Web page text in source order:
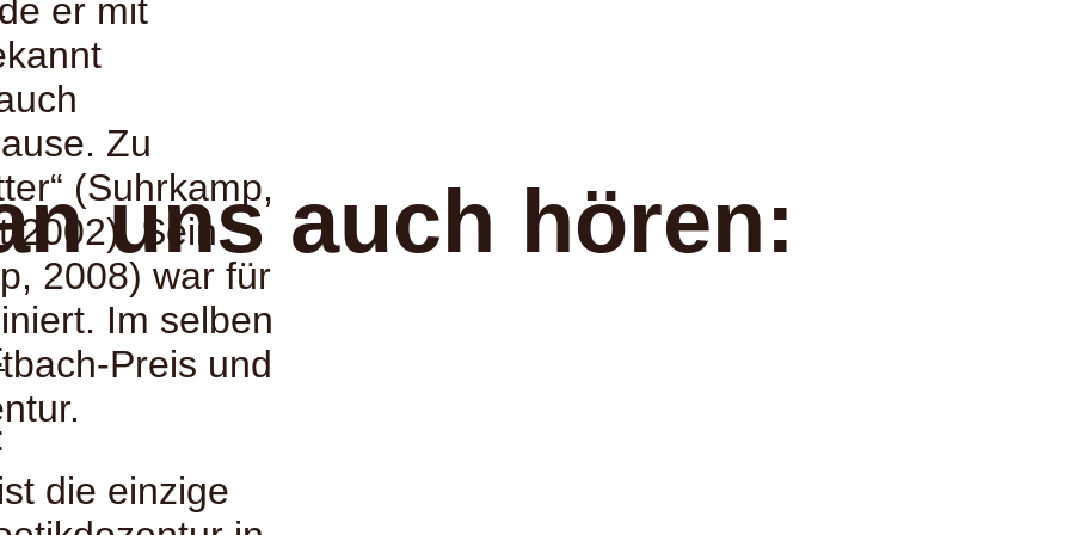
uns auch hören:
er mit
Zu
(Suhrkamp,
2002). Sein
2008) war für
Im selben
Preis und
die einzige